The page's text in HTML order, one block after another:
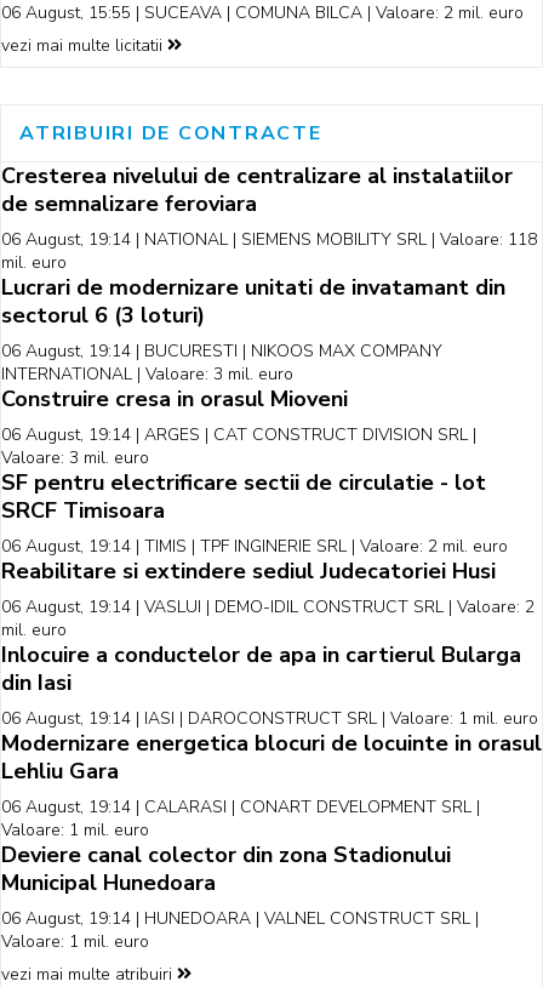
06 August, 15:55 | SUCEAVA | COMUNA BILCA | Valoare: 2 mil. euro
vezi mai multe licitatii
ATRIBUIRI DE CONTRACTE
Cresterea nivelului de centralizare al instalatiilor
de semnalizare feroviara
06 August, 19:14 | NATIONAL | SIEMENS MOBILITY SRL | Valoare: 118
mil. euro
Lucrari de modernizare unitati de invatamant din
sectorul 6 (3 loturi)
06 August, 19:14 | BUCURESTI | NIKOOS MAX COMPANY
INTERNATIONAL | Valoare: 3 mil. euro
Construire cresa in orasul Mioveni
06 August, 19:14 | ARGES | CAT CONSTRUCT DIVISION SRL |
Valoare: 3 mil. euro
SF pentru electrificare sectii de circulatie - lot
SRCF Timisoara
06 August, 19:14 | TIMIS | TPF INGINERIE SRL | Valoare: 2 mil. euro
Reabilitare si extindere sediul Judecatoriei Husi
06 August, 19:14 | VASLUI | DEMO-IDIL CONSTRUCT SRL | Valoare: 2
mil. euro
Inlocuire a conductelor de apa in cartierul Bularga
din Iasi
06 August, 19:14 | IASI | DAROCONSTRUCT SRL | Valoare: 1 mil. euro
Modernizare energetica blocuri de locuinte in orasul
Lehliu Gara
06 August, 19:14 | CALARASI | CONART DEVELOPMENT SRL |
Valoare: 1 mil. euro
Deviere canal colector din zona Stadionului
Municipal Hunedoara
06 August, 19:14 | HUNEDOARA | VALNEL CONSTRUCT SRL |
Valoare: 1 mil. euro
vezi mai multe atribuiri